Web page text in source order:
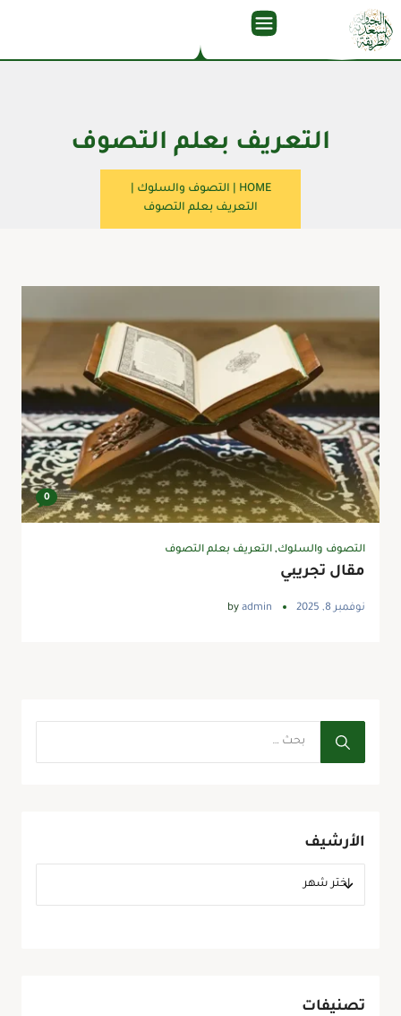
التعريف بعلم التصوف
HOME التصوف والسلوك
التعريف بعلم التصوف
0
التصوف والسلوك, التعريف بعلم التصوف
مقال تجريبي
نوفمبر 8, 2025 by admin
الأرشيف
تصنيفات